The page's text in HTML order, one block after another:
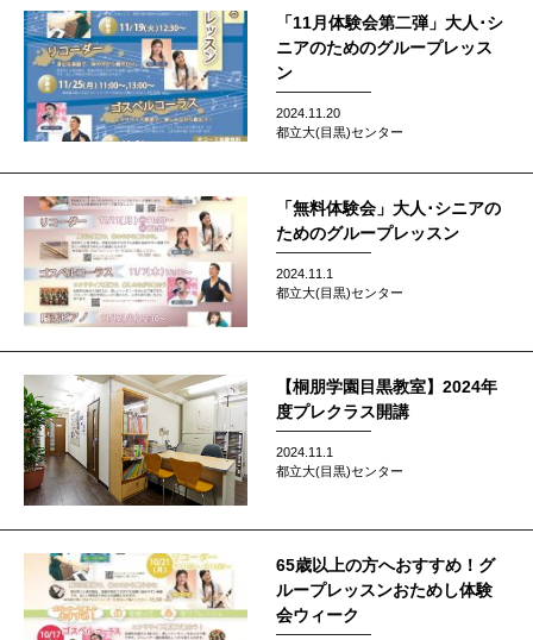
「11月体験会第二弾」大人･シ
ニアのためのグループレッス
ン
2024.11.20
都立大(目黒)センター
「無料体験会」大人･シニアの
ためのグループレッスン
2024.11.1
都立大(目黒)センター
【桐朋学園目黒教室】2024年
度プレクラス開講
2024.11.1
都立大(目黒)センター
65歳以上の方へおすすめ！グ
ループレッスンおためし体験
会ウィーク